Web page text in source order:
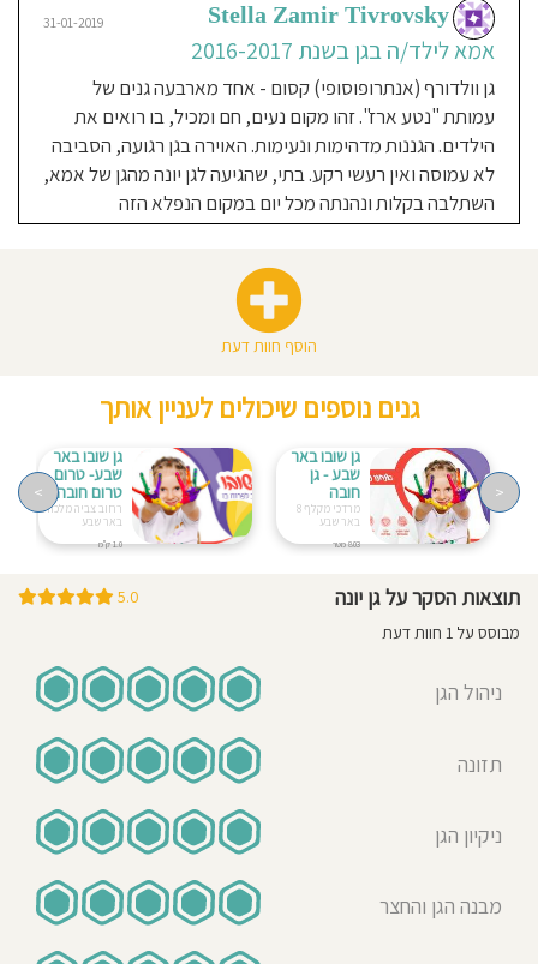
31-01-2019 Stella Zamir Tivrovsky
אמא לילד/ה בגן בשנת 2016-2017
גן וולדורף (אנתרופוסופי) קסום - אחד מארבעה גנים של
עמותת "נטע ארז". זהו מקום נעים, חם ומכיל, בו רואים את
הילדים. הגננות מדהימות ונעימות. האוירה בגן רגועה, הסביבה
לא עמוסה ואין רעשי רקע. בתי, שהגיעה לגן יונה מהגן של אמא,
השתלבה בקלות ונהנתה מכל יום במקום הנפלא הזה
הוסף חוות דעת
גנים נוספים שיכולים לעניין אותך
גן שובו באר
שבע - גן
חובה
מרדכי מקלף 8
באר שבע
803 מטר
גן שובו באר
שבע- טרום
טרום חובה
רחוב צביה מלכה 28
באר שבע
1.0 ק"מ
> <
תוצאות הסקר על גן יונה
מבוסס על 1 חוות דעת
5.0
ניהול הגן
תזונה
ניקיון הגן
מבנה הגן והחצר